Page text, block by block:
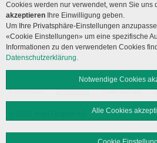
Öffnungszeiten
Social Media
Impressum Disclaimer Datenschutz
Cookies werden nur verwendet, wenn Sie uns
akzeptieren Ihre Einwilligung geben.
Um Ihre Privatsphäre-Einstellungen
«Cookie Einstellungen» um eine spezifische
Informationen zu den verwendeten Cookies
Datenschutzerklärung.
Notwendige Cookies
Alle Cookies